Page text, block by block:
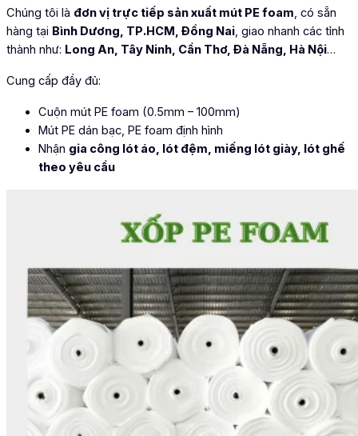
Chúng tôi là đơn vị trực tiếp sản xuất mút PE foam , có sẵn
hàng tại Bình Dương, TP.HCM, Đồng Nai , giao nhanh các tỉnh
thành như: Long An, Tây Ninh, Cần Thơ, Đà Nẵng, Hà Nội…
Cung cấp đầy đủ:
Cuộn mút PE foam (0.5mm – 100mm)
Mút PE dán bạc, PE foam định hình
Nhận gia công lót áo, lót đệm, miếng lót giày, lót ghế
theo yêu cầu